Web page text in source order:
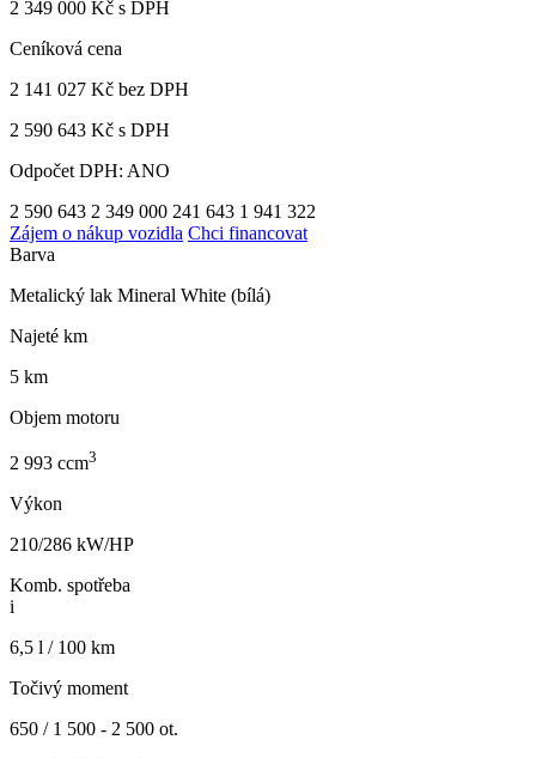
2 349 000 Kč s DPH
Ceníková cena
2 141 027 Kč bez DPH
2 590 643 Kč s DPH
Odpočet DPH: ANO
2 590 643 2 349 000 241 643 1 941 322
Zájem o nákup vozidla Chci financovat
Barva
Metalický lak Mineral White (bílá)
Najeté km
5 km
Objem motoru
2 993 ccm3
Výkon
210/286 kW/HP
Komb. spotřeba
i
6,5 l / 100 km
Točivý moment
650 / 1 500 - 2 500 ot.